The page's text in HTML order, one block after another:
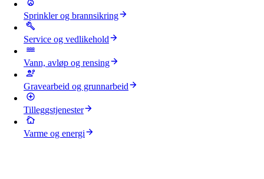
Sprinkler og brannsikring
Service og vedlikehold
Vann, avløp og rensing
Gravearbeid og grunnarbeid
Tilleggstjenester
Varme og energi